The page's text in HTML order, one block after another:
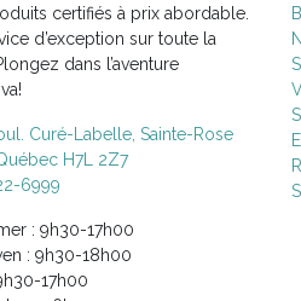
certifiés à prix abordable.
d’exception sur toute la
dans l’aventure
Curé-Labelle, Sainte-Rose
H7L 2Z7
6999
: 9h30-17h00
: 9h30-18h00
17h00